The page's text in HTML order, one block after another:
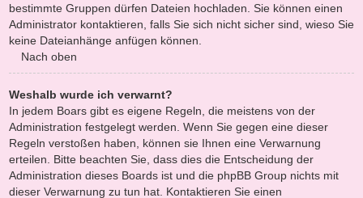
bestimmte Gruppen dürfen Dateien hochladen. Sie können einen
Administrator kontaktieren, falls Sie sich nicht sicher sind, wieso Sie
keine Dateianhänge anfügen können.
Nach oben
Weshalb wurde ich verwarnt?
In jedem Boars gibt es eigene Regeln, die meistens von der
Administration festgelegt werden. Wenn Sie gegen eine dieser
Regeln verstoßen haben, können sie Ihnen eine Verwarnung
erteilen. Bitte beachten Sie, dass dies die Entscheidung der
Administration dieses Boards ist und die phpBB Group nichts mit
dieser Verwarnung zu tun hat. Kontaktieren Sie einen